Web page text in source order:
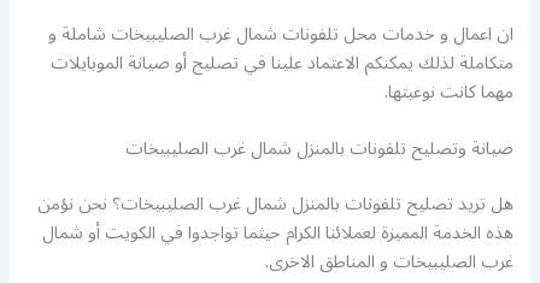
ان اعمال و خدمات محل تلفونات شمال غرب الصليبيخات شاملة و
متكاملة لذلك يمكنكم الاعتماد علينا في تصليح أو صيانة الموبايلات
مهما كانت نوعيتها.
صيانة وتصليح تلفونات بالمنزل شمال غرب الصليبيخات
هل تريد تصليح تلفونات بالمنزل شمال غرب الصليبيخات؟ نحن نؤمن
هذه الخدمة المميزة لعملائنا الكرام حيثما تواجدوا في الكويت أو شمال
غرب الصليبيخات و المناطق الاخرى.